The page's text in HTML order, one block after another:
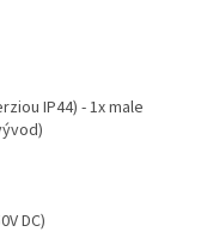
IP44) - 1x male
DC)